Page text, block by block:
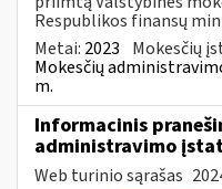
Respublikos finansų
Metai: 2023 Mokesčių
Mokesčių
m.
Informacinis
administravimo
Web turinio sąrašas